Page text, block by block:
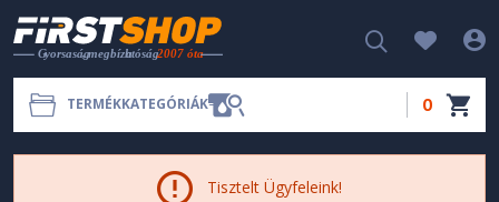
TERMÉKKATEGÓRIÁK 0
Tisztelt Ügyfeleink!